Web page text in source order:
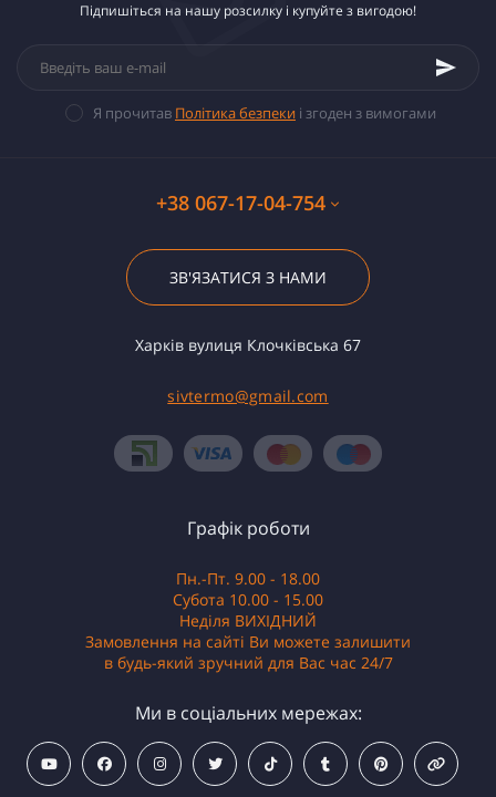
Підпишіться на нашу розсилку і купуйте з вигодою!
Я прочитав Політика безпеки і згоден з вимогами
+38 067-17-04-754
ЗВ'ЯЗАТИСЯ З НАМИ
Харків вулиця Клочківська 67
sivtermo@gmail.com
Графік роботи
Пн.-Пт. 9.00 - 18.00
Субота 10.00 - 15.00
Неділя ВИХІДНИЙ
Замовлення на сайті Ви можете залишити
в будь-який зручний для Вас час 24/7
Ми в соціальних мережах: